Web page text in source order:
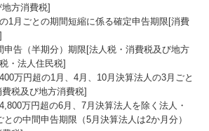
方消費税]
1月ごとの期間短縮に係る確定申告期限[消費
申告（半期分）期限[法人税・消費税及び地方
・法人住民税]
万円超の1月、4月、10月決算法人の3月ごと
税及び地方消費税]
万円超の6月、7月決算法人を除く法人・
の中間申告期限（5月決算法人は2か月分）